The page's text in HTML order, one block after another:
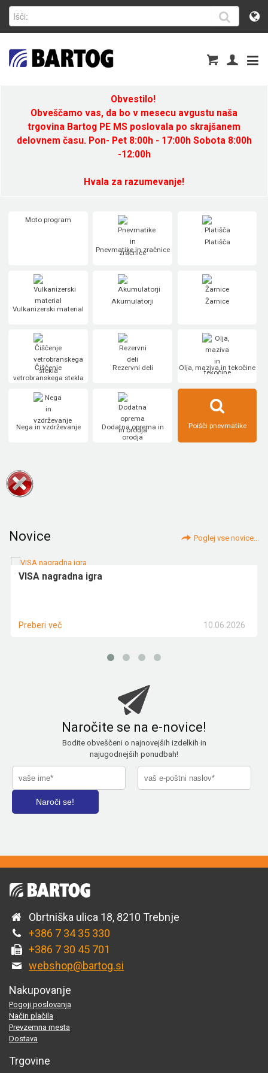
Obvestilo!
Obveščamo vas, da bo v mesecu avgustu naša
trgovina Bartog PE MS poslovala po skrajšanem
delovnem času. Pon- Pet 8:00h - 17:00h Sobota 8:00h
-12:00h
Hvala za razumevanje!
Moto program
Pnevmatike in zračnice
Platišča
Vulkanizerski material
Akumulatorji Žarnice
Čiščenje
vetrobranskega stekla
Rezervni deli Olja, maziva in tekočine
Nega in vzdrževanje
Dodatna oprema in
orodja
Poišči pnevmatike
Novice Poglej vse novice...
VISA nagradna igra
10.06.2026
Preberi več
Naročite se na e-novice!
Bodite obveščeni o najnovejših izdelkih in
najugodnejših ponudbah!
Obrtniška ulica 18, 8210 Trebnje
+386 7 34 35 330
+386 7 30 45 701
webshop@bartog.si
Nakupovanje
Pogoji poslovanja
Način plačila
Prevzemna mesta
Dostava
Trgovine